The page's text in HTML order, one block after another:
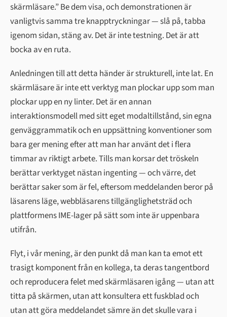
skärmläsare.” Be dem visa, och demonstrationen är
vanligtvis samma tre knapptryckningar — slå på, tabba
igenom sidan, stäng av. Det är inte testning. Det är att
bocka av en ruta.
Anledningen till att detta händer är strukturell, inte lat. En
skärmläsare är inte ett verktyg man plockar upp som man
plockar upp en ny linter. Det är en annan
interaktionsmodell med sitt eget modaltillstånd, sin egna
genväggrammatik och en uppsättning konventioner som
bara ger mening efter att man har använt det i flera
timmar av riktigt arbete. Tills man korsar det tröskeln
berättar verktyget nästan ingenting — och värre, det
berättar saker som är fel, eftersom meddelanden beror på
läsarens läge, webbläsarens tillgänglighetsträd och
plattformens IME-lager på sätt som inte är uppenbara
utifrån.
Flyt, i vår mening, är den punkt då man kan ta emot ett
trasigt komponent från en kollega, ta deras tangentbord
och reproducera felet med skärmläsaren igång — utan att
titta på skärmen, utan att konsultera ett fuskblad och
utan att göra meddelandet sämre än det skulle vara i